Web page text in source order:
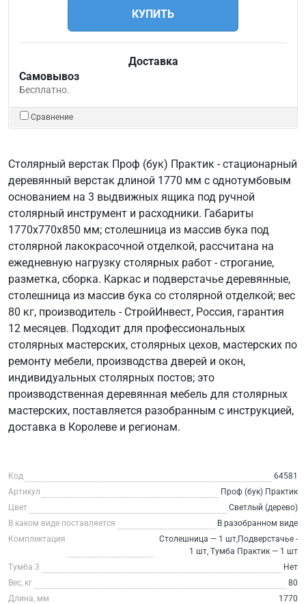
КУПИТЬ
Доставка
Самовывоз
Бесплатно.
Сравнение
Столярный верстак Проф (бук) Практик - стационарный
деревянный верстак длиной 1770 мм с однотумбовым
основанием на 3 выдвижных ящика под ручной
столярный инструмент и расходники. Габариты
1770х770х850 мм; столешница из массив бука под
столярной лакокрасочной отделкой, рассчитана на
ежедневную нагрузку столярных работ - строгание,
разметка, сборка. Каркас и подверстачье деревянные,
столешница из массив бука со столярной отделкой; вес
80 кг, производитель - СтройИнвест, Россия, гарантия
12 месяцев. Подходит для профессиональных
столярных мастерских, столярных цехов, мастерских по
ремонту мебели, производства дверей и окон,
индивидуальных столярных постов; это
производственная деревянная мебель для столярных
мастерских, поставляется разобранным с инструкцией,
доставка в Королеве и регионам.
Код
64581
Артикул
Проф (бук) Практик
Цвет
Светлый (дерево)
В каком виде поставляется
В разобранном виде
Комплектация
Столешница — 1 шт,Подверстачье -
1 шт, Тумба Практик — 1 шт
Тумба 3
Нет
Вес, кг
80
Длина, мм
1770